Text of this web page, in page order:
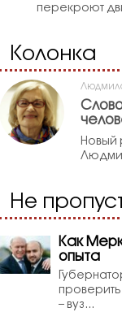
перекроют
Колонка
Новый
Не
Как
опыта
– вуз...